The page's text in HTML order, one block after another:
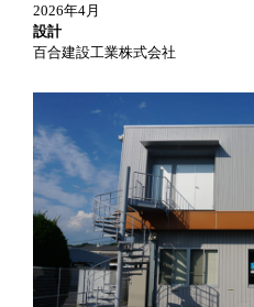
2026年4月
設計
百合建設工業株式会社